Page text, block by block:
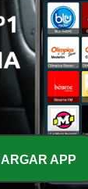
el Dúo
lindo es
gran flauta -
APP